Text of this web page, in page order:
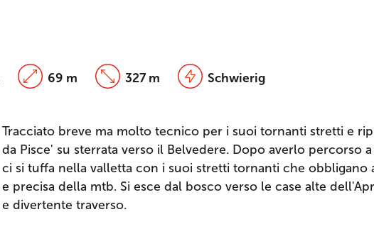
69 m 327 m Schwierig
Tracciato breve ma molto tecnico per i suoi tornanti stretti e
da Pisce' su sterrata verso il Belvedere. Dopo averlo percorso
ci si tuffa nella valletta con i suoi stretti tornanti che obbligano
e precisa della mtb. Si esce dal bosco verso le case alte
e divertente traverso.